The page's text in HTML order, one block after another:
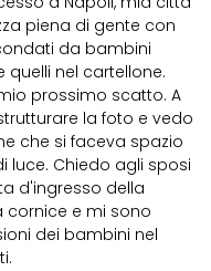
piena di gente con
da bambini
nel cartellone.
prossimo scatto. A
la foto e vedo
che si faceva spazio
luce. Chiedo agli sposi
d'ingresso della
cornice e mi sono
dei bambini nel